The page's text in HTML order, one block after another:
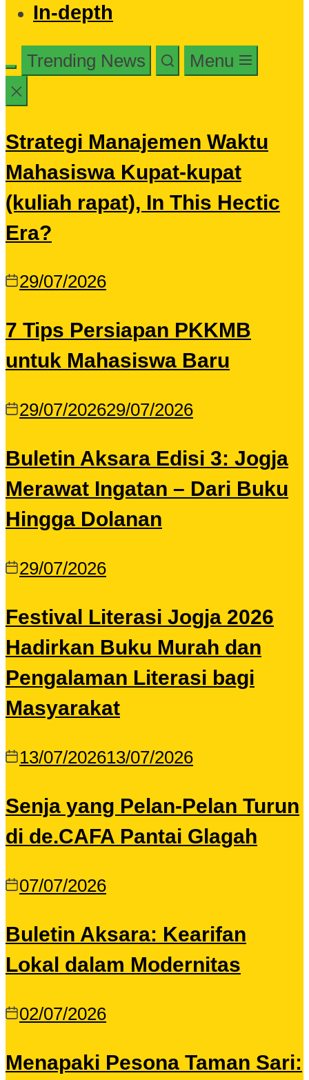
In-depth
Trending News Menu
Strategi Manajemen Waktu
Mahasiswa Kupat-kupat
(kuliah rapat), In This Hectic
Era?
29/07/2026
7 Tips Persiapan PKKMB
untuk Mahasiswa Baru
29/07/202629/07/2026
Buletin Aksara Edisi 3: Jogja
Merawat Ingatan – Dari Buku
Hingga Dolanan
29/07/2026
Festival Literasi Jogja 2026
Hadirkan Buku Murah dan
Pengalaman Literasi bagi
Masyarakat
13/07/202613/07/2026
Senja yang Pelan-Pelan Turun
di de.CAFA Pantai Glagah
07/07/2026
Buletin Aksara: Kearifan
Lokal dalam Modernitas
02/07/2026
Menapaki Pesona Taman Sari: